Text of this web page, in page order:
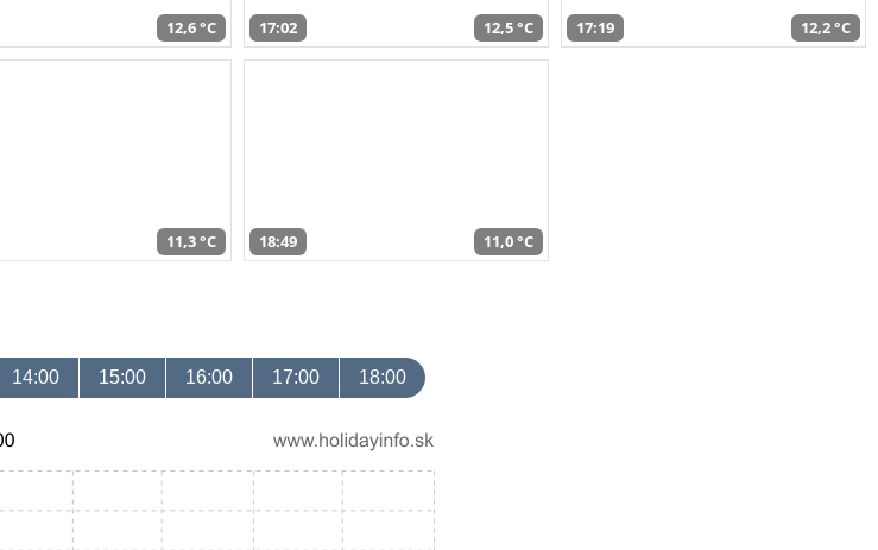
12,6 °C 17:02 12,5 °C 17:19 12,2 °C
11,3 °C 18:49 11,0 °C
14:00 15:00 16:00 17:00 18:00